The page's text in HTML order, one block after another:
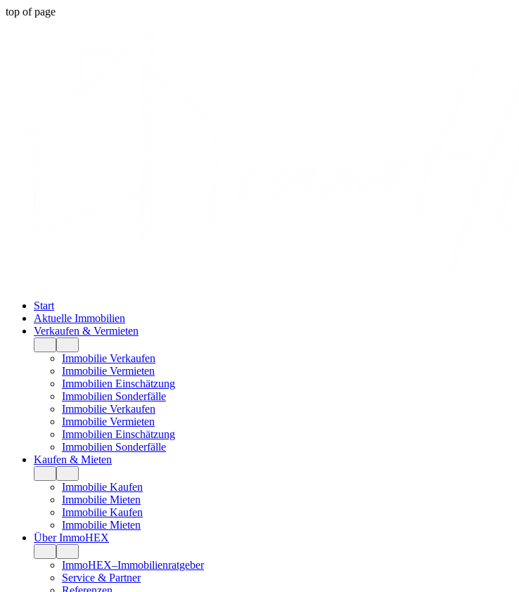
top of page
Start
Aktuelle Immobilien
Verkaufen & Vermieten
Immobilie Verkaufen
Immobilie Vermieten
Immobilien Einschätzung
Immobilien Sonderfälle
Immobilie Verkaufen
Immobilie Vermieten
Immobilien Einschätzung
Immobilien Sonderfälle
Kaufen & Mieten
Immobilie Kaufen
Immobilie Mieten
Immobilie Kaufen
Immobilie Mieten
Über ImmoHEX
ImmoHEX–Immobilienratgeber
Service & Partner